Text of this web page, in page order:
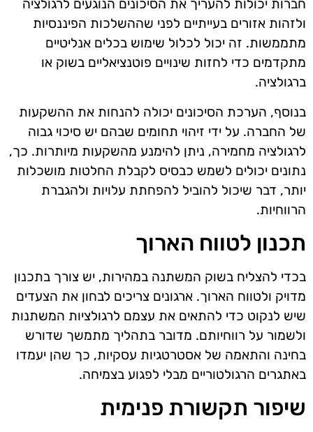
חברות יכולות להעריך את הסיכונים הנוגעים לרגולציה
ולזהות אזורים בעייתיים לפני שההשלכות הפיננסיות
מתממשות. זה יכול לכלול שימוש בכלים אנליטיים
מתקדמים כדי לחזות שינויים פוטנציאליים בשוק או
ברגולציה.
בנוסף, הערכת הסיכונים יכולה להנחות את ההשקעות
של החברה. על ידי זיהוי תחומים שבהם יש סיכוי גבוה
לרגולציה מחמירה, ניתן להימנע מהשקעות מיותרות. כך,
נתונים יכולים לשמש כבסיס לקבלת החלטות מושכלות
יותר, דבר שיכול להוביל להפחתת עלויות ולהגברת
הרווחיות.
תכנון לטווח הארוך
בכדי להצליח בשוק המשתנה במהירות, יש צורך בתכנון
מדויק ולטווח הארוך. ארגונים צריכים לבחון את הצעדים
שיש לנקוט כדי להתאים את עצמם לרגולציות המשתנות
ולשמור על רווחיותם. מדובר בתהליך מתמשך שדורש
בחינה והתאמה של אסטרטגיות עסקיות, כך שהן יעמדו
באתגרים הרגולטוריים מבלי לפגוע בצמיחה.
שיפור תקשורת פנימית